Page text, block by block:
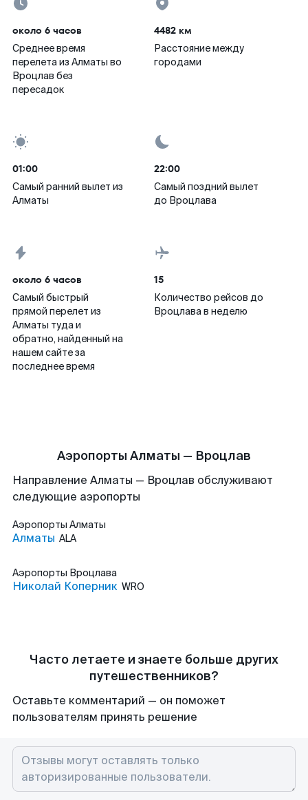
около 6 часов
Среднее время
перелета из Алматы во
Вроцлав без
пересадок
4482 км
Расстояние между
городами
01:00
Самый ранний вылет из
Алматы
22:00
Самый поздний вылет
до Вроцлава
около 6 часов
Самый быстрый
прямой перелет из
Алматы туда и
обратно, найденный на
нашем сайте за
последнее время
15
Количество рейсов до
Вроцлава в неделю
Аэропорты Алматы — Вроцлав
Направление Алматы — Вроцлав обслуживают
следующие аэропорты
Аэропорты Алматы
Алматы ALA
Аэропорты Вроцлава
Николай Коперник WRO
Часто летаете и знаете больше других
путешественников?
Оставьте комментарий — он поможет
пользователям принять решение